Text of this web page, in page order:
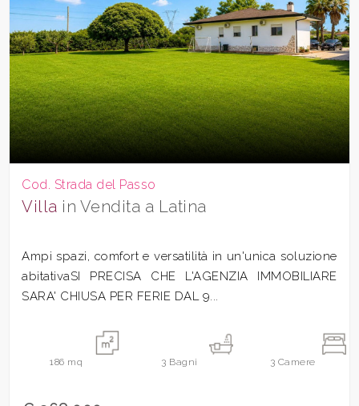
Cod. Strada del Passo
Villa in Vendita a Latina
Ampi spazi, comfort e versatilità in un'unica soluzione
abitativaSI PRECISA CHE L'AGENZIA IMMOBILIARE
SARA' CHIUSA PER FERIE DAL 9...
186 mq 3 Bagni 3 Camere